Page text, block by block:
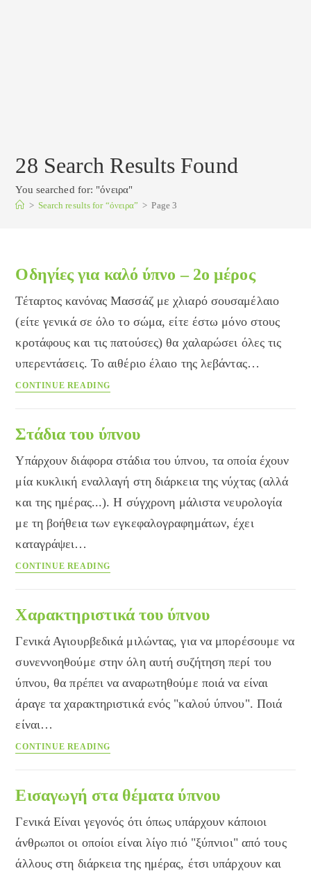
28 Search Results Found
You searched for: "όνειρα"
> Search results for“όνειρα” > Page 3
Οδηγίες για καλό ύπνο – 2ο μέρος
Τέταρτος κανόνας Μασσάζ με χλιαρό σουσαμέλαιο
(είτε γενικά σε όλο το σώμα, είτε έστω μόνο στους
κροτάφους και τις πατούσες) θα χαλαρώσει όλες τις
υπερεντάσεις. Το αιθέριο έλαιο της λεβάντας…
CONTINUE READING
2ο
μέρος
Στάδια του ύπνου
Υπάρχουν διάφορα στάδια του ύπνου, τα οποία έχουν
μία κυκλική εναλλαγή στη διάρκεια της νύχτας (αλλά
και της ημέρας...). Η σύγχρονη μάλιστα νευρολογία
με τη βοήθεια των εγκεφαλογραφημάτων, έχει
καταγράψει…
CONTINUE READING
Χαρακτηριστικά του ύπνου
Γενικά Αγιουρβεδικά μιλώντας, για να μπορέσουμε να
συνεννοηθούμε στην όλη αυτή συζήτηση περί του
ύπνου, θα πρέπει να αναρωτηθούμε ποιά να είναι
άραγε τα χαρακτηριστικά ενός "καλού ύπνου". Ποιά
είναι…
CONTINUE READING
Εισαγωγή στα θέματα ύπνου
Γενικά Είναι γεγονός ότι όπως υπάρχουν κάποιοι
άνθρωποι οι οποίοι είναι λίγο πιό "ξύπνιοι" από τους
άλλους στη διάρκεια της ημέρας, έτσι υπάρχουν και